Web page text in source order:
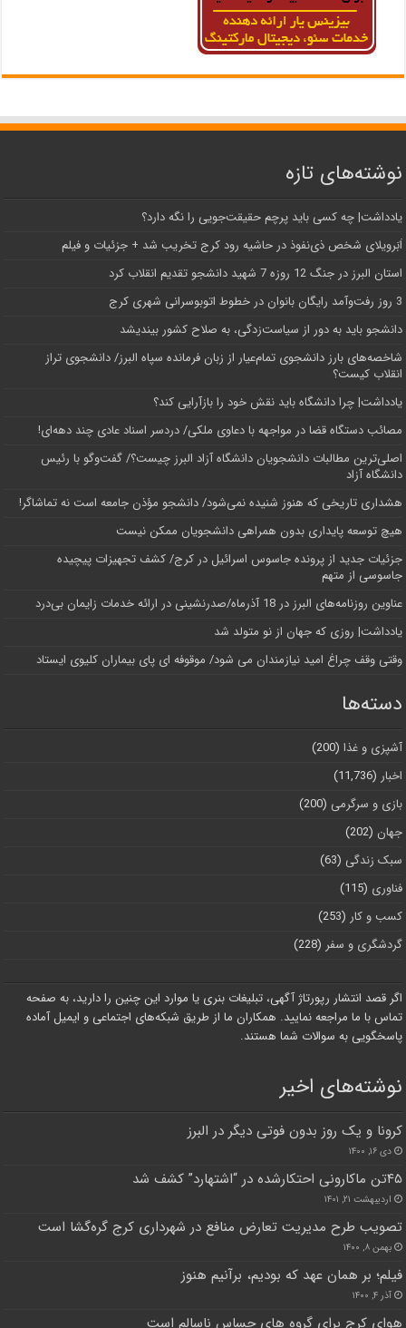
نوشته‌های تازه
یادداشت| ‌چه کسی باید پرچم حقیقت‌جویی را نگه دارد؟
اَبَر‌ویلای شخص ذی‌نفوذ در حاشیه‌ رود کرج تخریب شد + جزئیات و فیلم
استان البرز در جنگ 12 روزه 7 شهید دانشجو تقدیم انقلاب کرد
3 روز رفت‌وآمد رایگان بانوان در خطوط اتوبوسرانی شهری کرج
دانشجو باید به دور از سیاست‌زدگی، به صلاح کشور بیندیشد
شاخصه‌های بارز دانشجوی تمام‌عیار از زبان فرمانده سپاه البرز/ دانشجوی تراز
انقلاب کیست؟
یادداشت| چرا دانشگاه باید نقش خود را بازآرایی کند؟
مصائب دستگاه قضا در مواجهه با دعاوی ملکی/ دردسر اسناد عادی چند‌ دهه‌ای!
اصلی‌ترین مطالبات دانشجویان دانشگاه آزاد البرز چیست؟/ گفت‌وگو با رئیس
دانشگاه آز‌اد
هشداری تاریخی که هنوز شنیده نمی‌شود/ دانشجو مؤذن جامعه است نه تماشاگر!
هیچ توسعه پایداری بدون همراهی دانشجویان ممکن نیست
جزئیات جدید از پرونده جاسوس اسرائیل در کرج/‌ کشف تجهیزات پیچیده
جاسوسی از متهم
عناوین روزنامه‌های البرز در ‌18 آذرماه/صدرنشینی در ارائه خدمات زایمان بی‌درد
یادداشت| روزی که جهان از نو متولد شد
وقتی وقف چراغ امید نیازمندان می شود/ موقوفه ای پای بیماران کلیوی ایستاد
دسته‌ها
آشپزی و غذا (200)
اخبار (11,736)
بازی و سرگرمی (200)
جهان (202)
سبک زندگی (63)
فناوری (115)
کسب و کار (253)
گردشگری و سفر (228)
اگر قصد انتشار رپورتاژ آگهی، تبلیغات بنری یا موارد این چنین را دارید، به صفحه
تماس با ما مراجعه نمایید. همکاران ما از طریق شبکه‌های اجتماعی و ایمیل آماده
پاسخگویی به سوالات شما هستند.
نوشته‌های اخیر
کرونا و یک روز بدون فوتی دیگر در البرز
دی ۱۶, ۱۴۰۰
۴۵تن ماکارونی احتکارشده در “اشتهارد” کشف شد
اردیبهشت ۲۱, ۱۴۰۱
تصویب طرح مدیریت تعارض منافع در شهرداری کرج گره‌گشا است
بهمن ۸, ۱۴۰۰
فیلم؛ بر همان عهد که بودیم، برآنیم هنوز
آذر ۴, ۱۴۰۰
هوای کرج برای گروه های حساس ناسالم است